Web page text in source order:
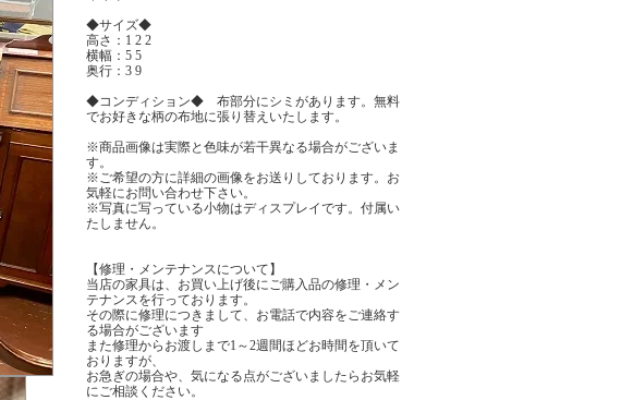
◆サイズ◆
高さ：1 2 2
横幅：5 5
奥行：3 9
◆コンディション◆ 布部分にシミがあります。無料
でお好きな柄の布地に張り替えいたします。
※商品画像は実際と色味が若干異なる場合がございま
す。
※ご希望の方に詳細の画像をお送りしております。お
気軽にお問い合わせ下さい。
※写真に写っている小物はディスプレイです。付属い
たしません。
【修理・メンテナンスについて】
当店の家具は、お買い上げ後にご購入品の修理・メン
テナンスを行っております。
その際に修理につきまして、お電話で内容をご連絡す
る場合がございます
また修理からお渡しまで1～2週間ほどお時間を頂いて
おりますが、
お急ぎの場合や、気になる点がございましたらお気軽
にご相談ください。